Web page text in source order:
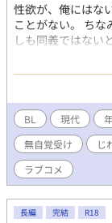
性欲が、俺にはな
ことがない。 ち
しも同義ではない
のどうしようもな
ロな俺と 来るもの
れったくてちょ
話・完結 ※アルフ
※R18・性的指向や
正解・不正解を示
ば幸いです。
BL 現代
無自覚受け
じ
ラブコメ
長編 完結 R18